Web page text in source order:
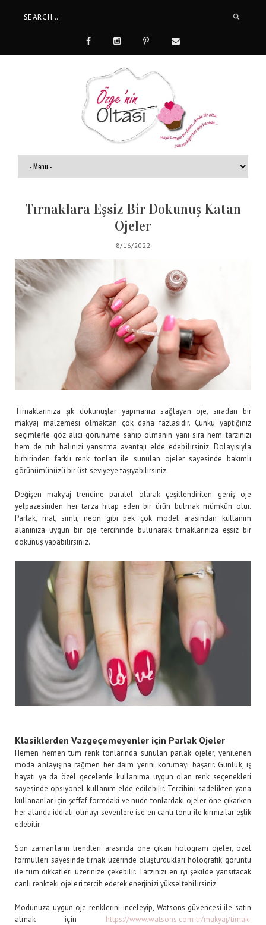
Tırnaklara Eşsiz Bir Dokunuş Katan
Ojeler
8/16/2022
Tırnaklarınıza şık dokunuşlar yapmanızı sağlayan oje, sıradan bir
makyaj malzemesi olmaktan çok daha fazlasıdır. Çünkü yaptığınız
seçimlerle göz alıcı görünüme sahip olmanın yanı sıra hem tarzınızı
hem de ruh halinizi yansıtma avantajı elde edebilirsiniz. Dolayısıyla
birbirinden farklı renk tonları ile sunulan ojeler sayesinde bakımlı
görünümünüzü bir üst seviyeye taşıyabilirsiniz.
Değişen makyaj trendine paralel olarak çeşitlendirilen geniş oje
yelpazesinden her tarza hitap eden bir ürün bulmak mümkün olur.
Parlak, mat, simli, neon gibi pek çok model arasından kullanım
alanınıza uygun bir oje tercihinde bulunarak tırnaklarınıza eşsiz bir
dokunuş yapabilirsiniz.
Klasiklerden Vazgeçemeyenler için Parlak Ojeler
Hemen hemen tüm renk tonlarında sunulan parlak ojeler, yenilenen
moda anlayışına rağmen her daim yerini korumayı başarır. Günlük, iş
hayatı ya da özel gecelerde kullanıma uygun olan renk seçenekleri
sayesinde opsiyonel kullanım elde edilebilir. Tercihini sadelikten yana
kullananlar için şeffaf formdaki ve nude tonlardaki ojeler öne çıkarken
her alanda iddialı olmayı sevenlere ise en canlı tonu ile kırmızılar eşlik
edebilir.
Son zamanların trendleri arasında öne çıkan hologram ojeler, özel
formülleri sayesinde tırnak üzerinde oluşturdukları holografik görüntü
ile tüm dikkatleri üzerinize çekebilir. Tarzınızı en iyi şekilde yansıtacak
canlı renkteki ojeleri tercih ederek enerjinizi yükseltebilirsiniz.
Modunuza uygun oje renklerini inceleyip, Watsons güvencesi ile satın
almak için https://www.watsons.com.tr/makyaj/tirnak-